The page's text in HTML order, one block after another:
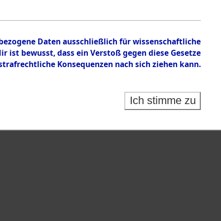
Daten ausschließlich für wissenschaftliche
bewusst, dass ein Verstoß gegen diese Gesetze
Konsequenzen nach sich ziehen kann.
Ich stimme zu